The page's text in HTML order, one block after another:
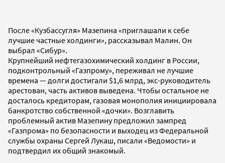
После «Кузбассугля» Мазепина «приглашали к себе
лучшие частные холдинги», рассказывал Малин. Он
выбрал «Сибур».
Крупнейший нефтегазохимический холдинг в России,
подконтрольный «Газпрому», переживал не лучшие
времена — долги достигали $1,6 млрд, экс-руководитель
арестован, часть активов выведена. Чтобы остальное не
досталось кредиторам, газовая монополия инициировала
банкротство собственной «дочки». Возглавить
проблемный актив Мазепину предложил зампред
«Газпрома» по безопасности и выходец из Федеральной
службы охраны Сергей Лукаш, писали «Ведомости» и
подтвердил их общий знакомый.